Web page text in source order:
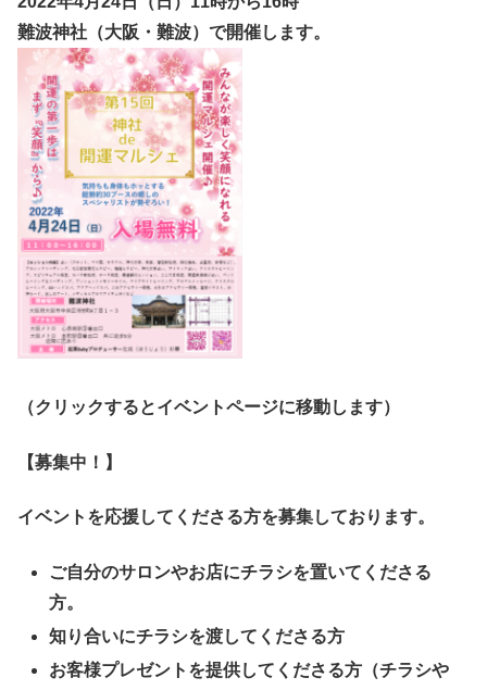
難波神社（大阪・難波）で開催します。
（クリックするとイベントページに移動します）
【募集中！】
イベントを応援してくださる方を募集しております。
ご自分のサロンやお店にチラシを置いてくださる
方。
知り合いにチラシを渡してくださる方
お客様プレゼントを提供してくださる方（チラシや